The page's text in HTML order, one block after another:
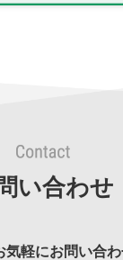
い合わせ
気軽にお問い合